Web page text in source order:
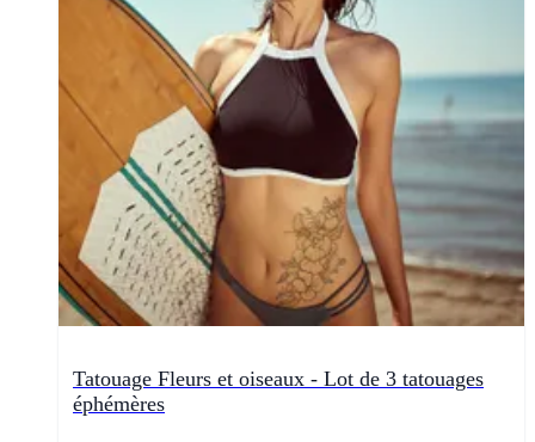
Tatouage Fleurs et oiseaux - Lot de 3 tatouages
éphémères